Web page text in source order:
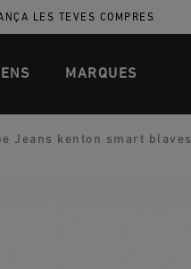
LES TEVES COMPRES
MARQUES
Jeans kenton smart blaves